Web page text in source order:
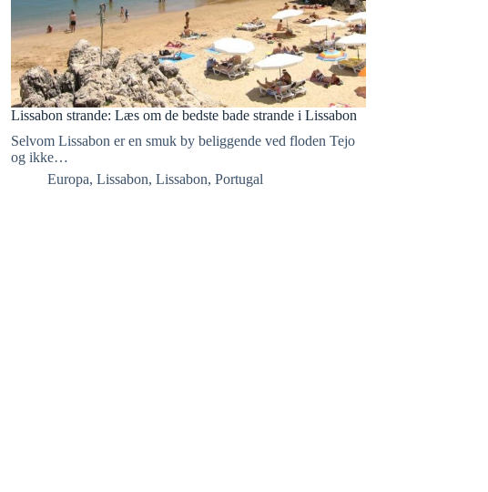
Lissabon strande: Læs om de bedste bade strande i Lissabon
Selvom Lissabon er en smuk by beliggende ved floden Tejo
og ikke…
Europa, Lissabon, Lissabon, Portugal